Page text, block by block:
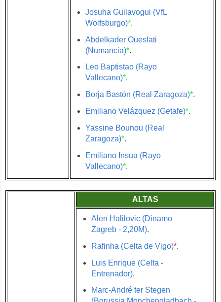
Josuha Guilavogui (VfL
Wolfsburgo)*.
Abdelkader Oueslati
(Numancia)*.
Leo Baptistao (Rayo
Vallecano)*.
Borja Bastón (Real Zaragoza)*.
Emiliano Velázquez (Getafe)*.
Yassine Bounou (Real
Zaragoza)*.
Emiliano Insua (Rayo
Vallecano)*.
ALTAS
Alen Halilovic (Dinamo
Zagreb - 2,20M).
Rafinha (Celta de Vigo)*.
Luis Enrique (Celta -
Entrenador).
Marc-André ter Stegen